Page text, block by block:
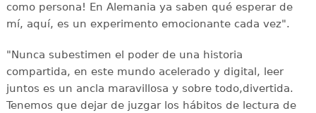
como persona! En Alemania ya saben qué esperar de
mí, aquí, es un experimento emocionante cada vez".
"Nunca subestimen el poder de una historia
compartida, en este mundo acelerado y digital, leer
juntos es un ancla maravillosa y sobre todo,divertida.
Tenemos que dejar de juzgar los hábitos de lectura de